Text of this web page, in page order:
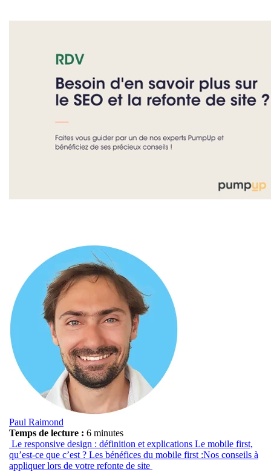
Paul Raimond
Temps de lecture : 6 minutes
Le responsive design : définition et explications Le mobile first,
qu’est-ce que c’est ? Les bénéfices du mobile first :Nos conseils à
appliquer lors de votre refonte de site